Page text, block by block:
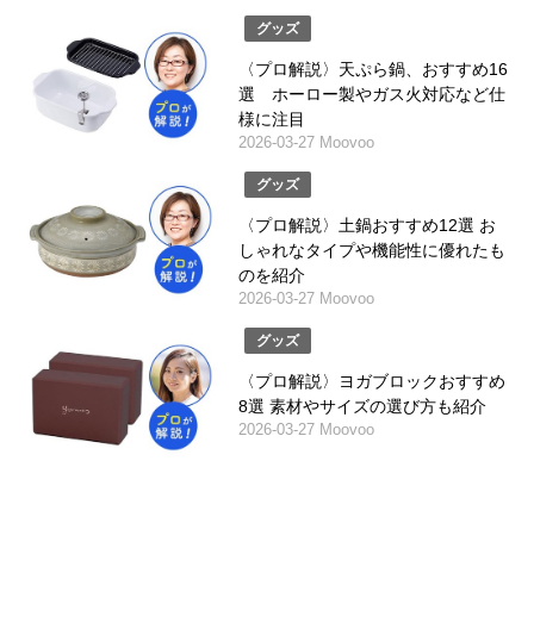
グッズ
〈プロ解説〉天ぷら鍋、おすすめ16
選 ホーロー製やガス火対応など仕
様に注目
2026-03-27 Moovoo
グッズ
〈プロ解説〉土鍋おすすめ12選 お
しゃれなタイプや機能性に優れたも
のを紹介
2026-03-27 Moovoo
グッズ
〈プロ解説〉ヨガブロックおすすめ
8選 素材やサイズの選び方も紹介
2026-03-27 Moovoo